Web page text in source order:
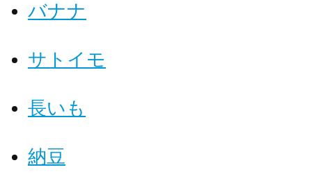
バナナ
サトイモ
長いも
納豆